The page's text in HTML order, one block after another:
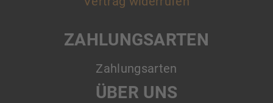
ZAHLUNGSARTEN
Zahlungsarten
ÜBER UNS